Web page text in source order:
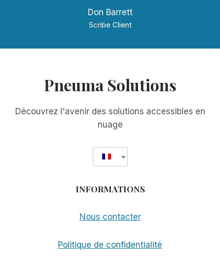
Don Barrett
Scribe Client
Pneuma Solutions
Découvrez l'avenir des solutions accessibles en
nuage
INFORMATIONS
Nous contacter
Politique de confidentialité